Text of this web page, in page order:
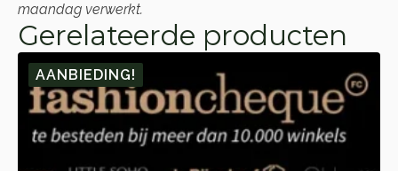
maandag verwerkt.
Gerelateerde producten
AANBIEDING!